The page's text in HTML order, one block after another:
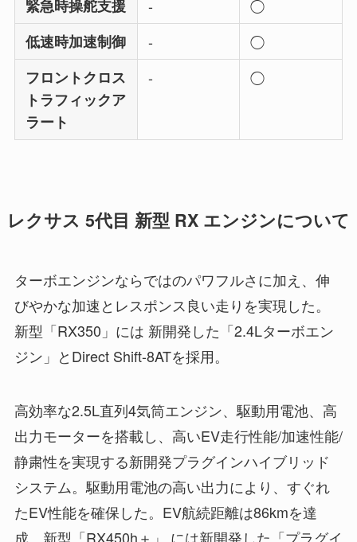
緊急時操舵支援 -
◯
低速時加速制御
-
◯
フロントクロス
トラフィックア
ラート
- ◯
レクサス 5代目 新型 RX エンジンについて
ターボエンジンならではのパワフルさに加え、伸
びやかな加速とレスポンス良い走りを実現した。
新型「RX350」には 新開発した「2.4Lターボエン
ジン」とDirect Shift-8ATを採用。
高効率な2.5L直列4気筒エンジン、駆動用電池、高
出力モーターを搭載し、高いEV走行性能/加速性能/
静粛性を実現する新開発プラグインハイブリッド
システム。駆動用電池の高い出力により、すぐれ
たEV性能を確保した。EV航続距離は86kmを達
成。新型「RX450h＋」 には新開発した「プラグイ